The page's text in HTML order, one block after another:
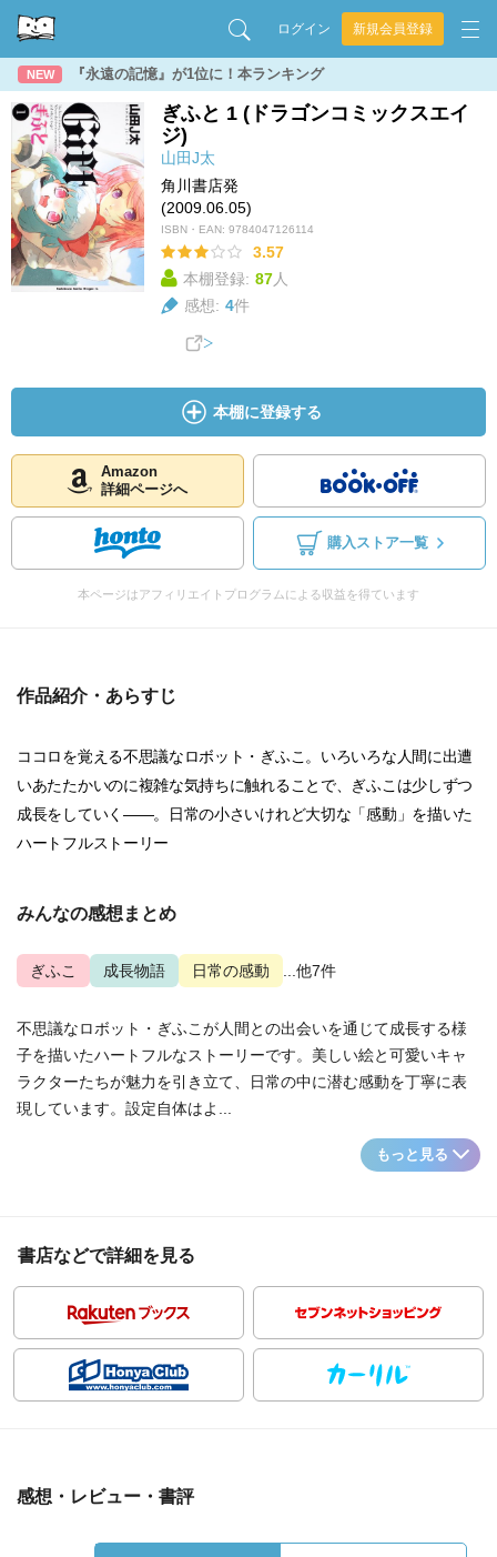
ログイン 新規会員登録
NEW 『永遠の記憶』が1位に！本ランキング
ぎふと 1 (ドラゴンコミックスエイ
ジ)
山田J太
角川書店発
(2009.06.05)
ISBN・EAN: 9784047126114
3.57
本棚登録: 87人
感想: 4件
本棚に登録する
Amazon
詳細ページへ
購入ストア一覧
本ページはアフィリエイトプログラムによる収益を得ています
作品紹介・あらすじ
ココロを覚える不思議なロボット・ぎふこ。いろいろな人間に出遭
いあたたかいのに複雑な気持ちに触れることで、ぎふこは少しずつ
成長をしていく――。日常の小さいけれど大切な「感動」を描いた
ハートフルストーリー
みんなの感想まとめ
ぎふこ 成長物語 日常の感動 ...他7件
不思議なロボット・ぎふこが人間との出会いを通じて成長する様
子を描いたハートフルなストーリーです。美しい絵と可愛いキャ
ラクターたちが魅力を引き立て、日常の中に潜む感動を丁寧に表
現しています。設定自体はよ...
もっと見る
書店などで詳細を見る
感想・レビュー・書評